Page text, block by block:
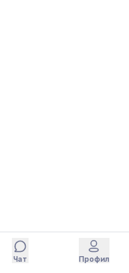
Чат Профил